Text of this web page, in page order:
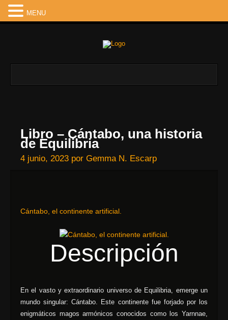
Libro – Cántabo, una historia
de Equilibria
4 junio, 2023 por Gemma N. Escarp
Cántabo, el continente artificial.
Descripción
En el vasto y extraordinario universo de Equilibria, emerge un
mundo singular: Cántabo. Este continente fue forjado por los
enigmáticos magos armónicos conocidos como los Yarnnae,
MENU